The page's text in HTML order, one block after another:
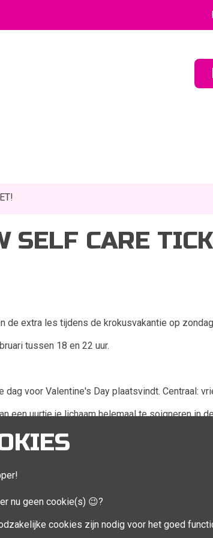
nu geen cookie(s) 😉?
cookies zijn nodig voor het goed
SELF CARE
de extra les tijdens de krokusvakantie op
tussen 18 en 22 uur.
dag voor Valentine's Day plaatsvindt. Centraal:
een uurtje je lichaam helemaal te soigneren
billen, armen, rug, … en zoveel meer moois van